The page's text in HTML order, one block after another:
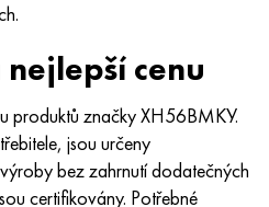
cenu
produktů značky ХН56ВМКУ.
jsou určeny
bez zahrnutí dodatečných
certifikovány. Potřebné